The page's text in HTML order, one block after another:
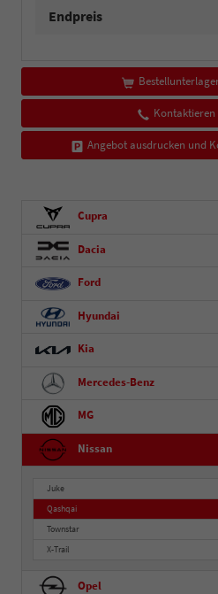
Endpreis
Kontaktieren
Angebot ausdrucken und
Cupra
Dacia
Ford
Hyundai
Kia
Mercedes-Benz
MG
Nissan
Juke
Qashqai
Townstar
X-Trail
Opel